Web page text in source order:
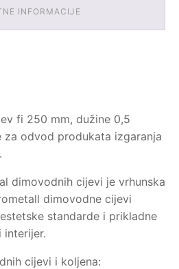
INFORMACIJE
fi 250 mm, dužine 0,5
za odvod produkata izgaranja
dimovodnih cijevi je vrhunska
dimovodne cijevi
standarde i prikladne
interijer.
cijevi i koljena: